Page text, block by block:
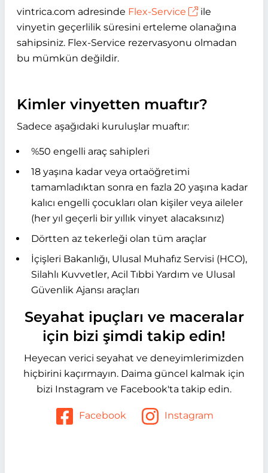
vintrica.com adresinde Flex-Service
ile
vinyetin geçerlilik süresini erteleme olanağına
sahipsiniz. Flex-Service rezervasyonu olmadan
bu mümkün değildir.
Kimler vinyetten muaftır?
Sadece aşağıdaki kuruluşlar muaftır:
%50 engelli araç sahipleri
18 yaşına kadar veya ortaöğretimi
tamamladıktan sonra en fazla 20 yaşına kadar
kalıcı engelli çocukları olan kişiler veya aileler
(her yıl geçerli bir yıllık vinyet alacaksınız)
Dörtten az tekerleği olan tüm araçlar
İçişleri Bakanlığı, Ulusal Muhafız Servisi (HCO),
Silahlı Kuvvetler, Acil Tıbbi Yardım ve Ulusal
Güvenlik Ajansı araçları
Seyahat ipuçları ve maceralar
için bizi şimdi takip edin!
Heyecan verici seyahat ve deneyimlerimizden
hiçbirini kaçırmayın. Daima güncel kalmak için
bizi Instagram ve Facebook'ta takip edin.
Facebook Instagram